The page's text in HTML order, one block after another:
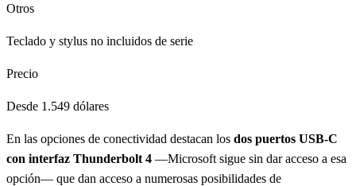
Otros
Teclado y stylus no incluidos de serie
Precio
Desde 1.549 dólares
En las opciones de conectividad destacan los dos puertos USB-C
con interfaz Thunderbolt 4 —Microsoft sigue sin dar acceso a esa
opción— que dan acceso a numerosas posibilidades de